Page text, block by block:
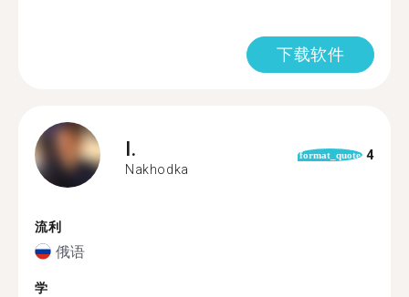
下载软件
I.
Nakhodka
format_quote 4
流利
俄语
学